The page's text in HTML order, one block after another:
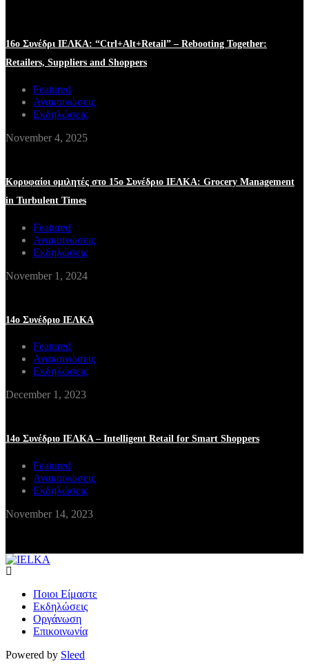
16ο Συνέδρι ΙΕΛΚΑ: “Ctrl+Alt+Retail” – Rebooting Together:
Retailers, Suppliers and Shoppers
Featured
Ανακοινώσεις
Εκδηλώσεις
November 4, 2025
Κορυφαίοι ομιλητές στο 15ο Συνέδριο ΙΕΛΚΑ: Grocery Management
in Turbulent Times
Featured
Ανακοινώσεις
Εκδηλώσεις
November 1, 2024
14o Συνέδριο ΙΕΛΚΑ
Featured
Ανακοινώσεις
Εκδηλώσεις
December 1, 2023
14ο Συνέδριο ΙΕΛΚΑ – Intelligent Retail for Smart Shoppers
Featured
Ανακοινώσεις
Εκδηλώσεις
November 14, 2023
Ποιοι Είμαστε
Εκδηλώσεις
Οργάνωση
Επικοινωνία
Powered by Sleed